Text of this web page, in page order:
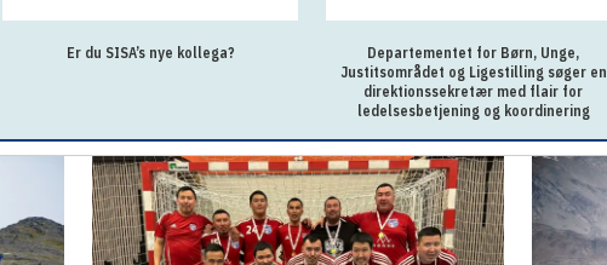
Er du SISA’s nye kollega?
Departementet for Børn, Unge,
Justitsområdet og Ligestilling søger en
direktionssekretær med flair for
ledelsesbetjening og koordinering